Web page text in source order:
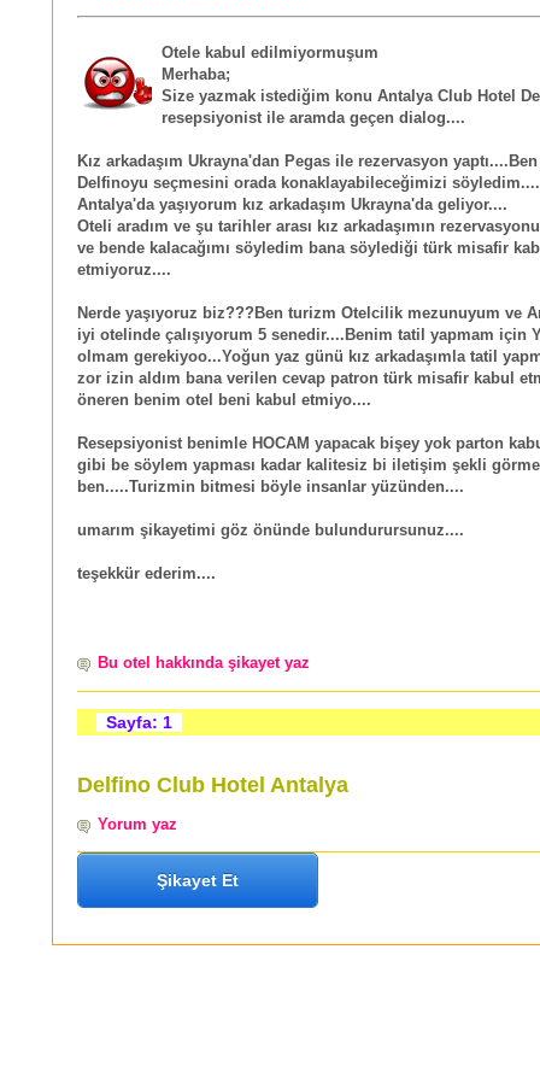
Otele kabul edilmiyormuşum
Merhaba;
Size yazmak istediğim konu Antalya Club Hotel
resepsiyonist ile aramda geçen dialog....
Kız arkadaşım Ukrayna'dan Pegas ile rezervasyon
Delfinoyu seçmesini orada konaklayabileceğimizi
Antalya'da yaşıyorum kız arkadaşım Ukrayna'da geliyor....
Oteli aradım ve şu tarihler arası kız arkadaşımın
ve bende kalacağımı söyledim bana söylediği türk misafir
etmiyoruz....
Nerde yaşıyoruz biz???Ben turizm Otelcilik mezunuyum ve
iyi otelinde çalışıyorum 5 senedir....Benim tatil yapmam için
olmam gerekiyoo...Yoğun yaz günü kız arkadaşımla tatil
zor izin aldım bana verilen cevap patron türk misafir kabul
öneren benim otel beni kabul etmiyo....
Resepsiyonist benimle HOCAM yapacak bişey yok parton
gibi be söylem yapması kadar kalitesiz bi iletişim şekli
ben.....Turizmin bitmesi böyle insanlar yüzünden....
umarım şikayetimi göz önünde bulundurursunuz....
teşekkür ederim....
Bu otel hakkında şikayet yaz
Sayfa: 1
Delfino Club Hotel Antalya
Yorum yaz
Şikayet Et